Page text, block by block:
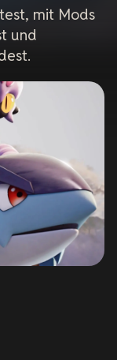
mit Mods
und